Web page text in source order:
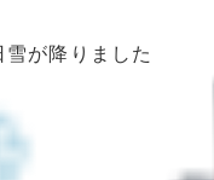
が降りました